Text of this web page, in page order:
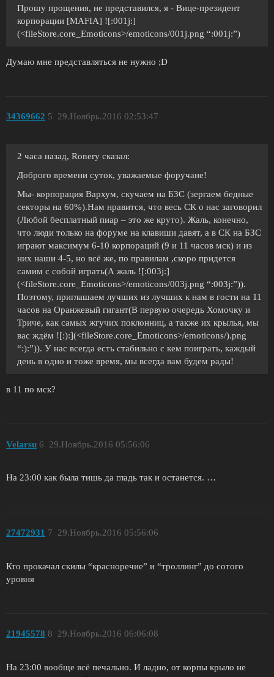
Прошу прощения, не представился, я - Вице-президент
корпорации [MAFIA] ![:001j:]
(<fileStore.core_Emoticons>/emoticons/001j.png “:001j:”)
Думаю мне представляться не нужно ;D
34369662 29.Ноябрь.2016 02:53:47
5
2 часа назад, Ronery сказал:
Доброго времени суток, уважаемые форучане!
Мы- корпорация Вархум, скучаем на БЗС (зергаем бедные
секторы на 60%).Нам нравится, что весь СК о нас заговорил
(Любой бесплатный пиар – это же круто). Жаль, конечно,
что люди только на форуме на клавиши давят, а в СК на БЗС
играют максимум 6-10 корпораций (9 и 11 часов мск) и из
них наши 4-5, но всё же, по правилам ,скоро придется
самим с собой играть(А жаль ![:003j:]
(<fileStore.core_Emoticons>/emoticons/003j.png “:003j:”)).
Поэтому, приглашаем лучших из лучших к нам в гости на 11
часов на Оранжевый гигант(В первую очередь Хомочку и
Триче, как самых жгучих поклонниц, а также их крылья, мы
вас ждём ![:):](<fileStore.core_Emoticons>/emoticons/).png
“:):”)). У нас всегда есть стабильно с кем поиграть, каждый
день в одно и тоже время, мы всегда вам будем рады!
в 11 по мск?
Velarsu 29.Ноябрь.2016 05:56:06
6
На 23:00 как была тишь да гладь так и останется. …
27472931 29.Ноябрь.2016 05:56:06
7
Кто прокачал скилы “красноречие” и “троллинг” до сотого
уровня
21945578 29.Ноябрь.2016 06:06:08
8
На 23:00 вообще всё печально. И ладно, от корпы крыло не